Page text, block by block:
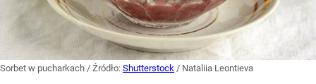
Sorbet w pucharkach / Źródło: Shutterstock / Nataliia Leontieva